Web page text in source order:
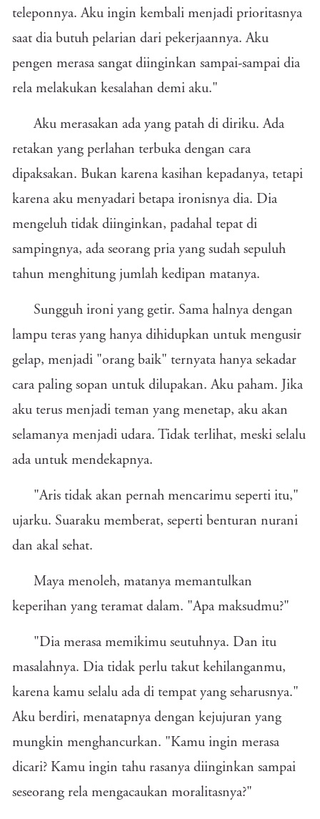
teleponnya. Aku ingin kembali menjadi prioritasnya
saat dia butuh pelarian dari pekerjaannya. Aku
pengen merasa sangat diinginkan sampai-sampai dia
rela melakukan kesalahan demi aku."
Aku merasakan ada yang patah di diriku. Ada
retakan yang perlahan terbuka dengan cara
dipaksakan. Bukan karena kasihan kepadanya, tetapi
karena aku menyadari betapa ironisnya dia. Dia
mengeluh tidak diinginkan, padahal tepat di
sampingnya, ada seorang pria yang sudah sepuluh
tahun menghitung jumlah kedipan matanya.
Sungguh ironi yang getir. Sama halnya dengan
lampu teras yang hanya dihidupkan untuk mengusir
gelap, menjadi "orang baik" ternyata hanya sekadar
cara paling sopan untuk dilupakan. Aku paham. Jika
aku terus menjadi teman yang menetap, aku akan
selamanya menjadi udara. Tidak terlihat, meski selalu
ada untuk mendekapnya.
"Aris tidak akan pernah mencarimu seperti itu,"
ujarku. Suaraku memberat, seperti benturan nurani
dan akal sehat.
Maya menoleh, matanya memantulkan
keperihan yang teramat dalam. "Apa maksudmu?"
"Dia merasa memikimu seutuhnya. Dan itu
masalahnya. Dia tidak perlu takut kehilanganmu,
karena kamu selalu ada di tempat yang seharusnya."
Aku berdiri, menatapnya dengan kejujuran yang
mungkin menghancurkan. "Kamu ingin merasa
dicari? Kamu ingin tahu rasanya diinginkan sampai
seseorang rela mengacaukan moralitasnya?"